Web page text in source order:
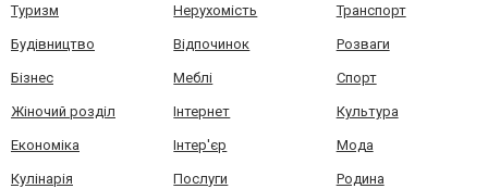
Туризм Нерухомість Транспорт
Будівництво Відпочинок Розваги
Бізнес Меблі Спорт
Жіночий розділ Інтернет Культура
Економіка Інтер'єр Мода
Кулінарія Послуги Родина